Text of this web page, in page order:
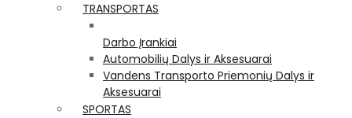
TRANSPORTAS
Darbo Įrankiai
Automobilių Dalys ir Aksesuarai
Vandens Transporto Priemonių Dalys ir
Aksesuarai
SPORTAS